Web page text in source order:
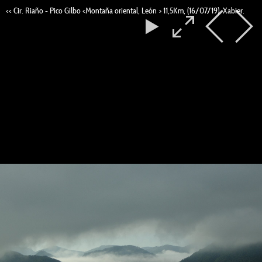
<< Cir. Riaño - Pico Gilbo <Montaña oriental, León > 11,5Km, (16/07/19). Xabier.